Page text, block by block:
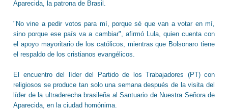
Aparecida, la patrona de Brasil.
"No vine a pedir votos para mí, porque sé que van a votar en mí,
sino porque ese país va a cambiar", afirmó Lula, quien cuenta con
el apoyo mayoritario de los católicos, mientras que Bolsonaro tiene
el respaldo de los cristianos evangélicos.
El encuentro del líder del Partido de los Trabajadores (PT) con
religiosos se produce tan solo una semana después de la visita del
líder de la ultraderecha brasileña al Santuario de Nuestra Señora de
Aparecida, en la ciudad homónima.